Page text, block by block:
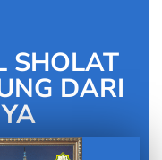
SHOLAT
DARI